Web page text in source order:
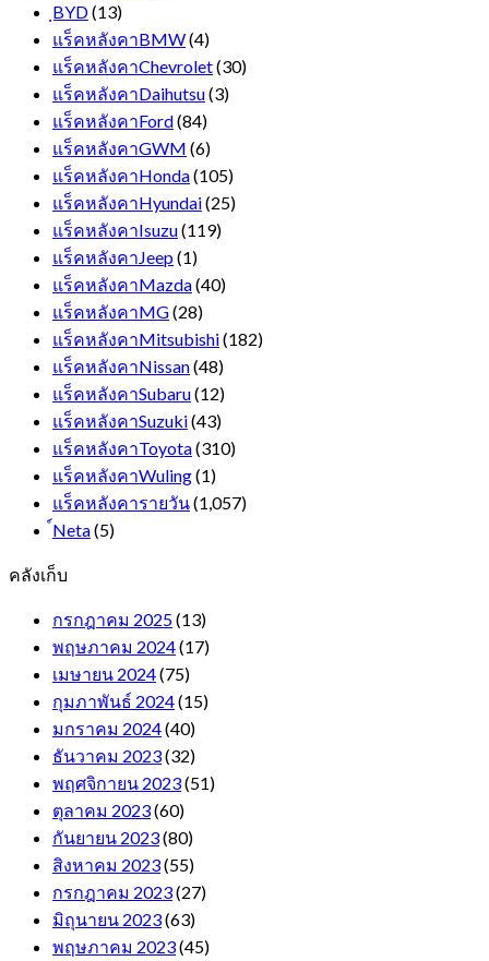
ฺBYD(13)
แร็คหลังคาBMW(4)
แร็คหลังคาChevrolet(30)
แร็คหลังคาDaihutsu(3)
แร็คหลังคาFord(84)
แร็คหลังคาGWM (6)
แร็คหลังคาHonda(105)
แร็คหลังคาHyundai(25)
แร็คหลังคาIsuzu(119)
แร็คหลังคาJeep(1)
แร็คหลังคาMazda(40)
แร็คหลังคาMG(28)
แร็คหลังคาMitsubishi(182)
แร็คหลังคาNissan(48)
แร็คหลังคาSubaru(12)
แร็คหลังคาSuzuki(43)
แร็คหลังคาToyota(310)
แร็คหลังคาWuling(1)
แร็คหลังคารายวัน(1,057)
์Neta(5)
คลังเก็บ
กรกฎาคม 2025(13)
พฤษภาคม 2024(17)
เมษายน 2024(75)
กุมภาพันธ์ 2024(15)
มกราคม 2024(40)
ธันวาคม 2023(32)
พฤศจิกายน 2023(51)
ตุลาคม 2023(60)
กันยายน 2023(80)
สิงหาคม 2023(55)
กรกฎาคม 2023(27)
มิถุนายน 2023(63)
พฤษภาคม 2023(45)